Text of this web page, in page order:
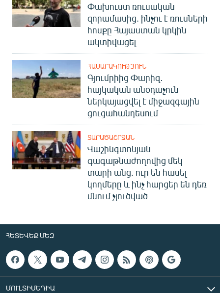
Փախուստ ռուսական
զորամասից. ինչու է ռուսների
հոսքը Հայաստան կրկին
ակտիվացել
ՀԱՍԱՐԱԿՈՒԹՅՈՒՆ
Գյումրիից Փարիզ․
հայկական անօդաչուն
ներկայացվել է միջազգային
ցուցահանդեսում
ՏԱՐԱԾԱՇՐՋԱՆ
Վաշինգտոնյան
գագաթնաժողովից մեկ
տարի անց. ուր են հասել
կողմերը և ինչ հարցեր են դեռ
մնում չլուծված
ՀԵՏԵՎԵՔ ՄԵԶ
ՄՈՒԼՏԻՄԵԴԻԱ